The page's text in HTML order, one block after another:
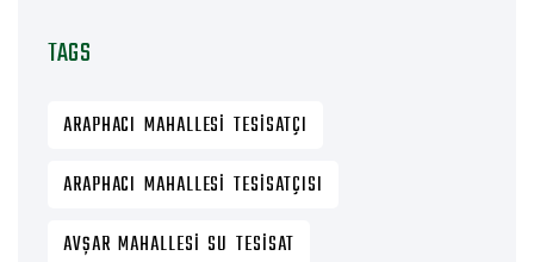
TAGS
ARAPHACI MAHALLESI TESISATÇI
ARAPHACI MAHALLESI TESISATÇISI
AVŞAR MAHALLESI SU TESISAT